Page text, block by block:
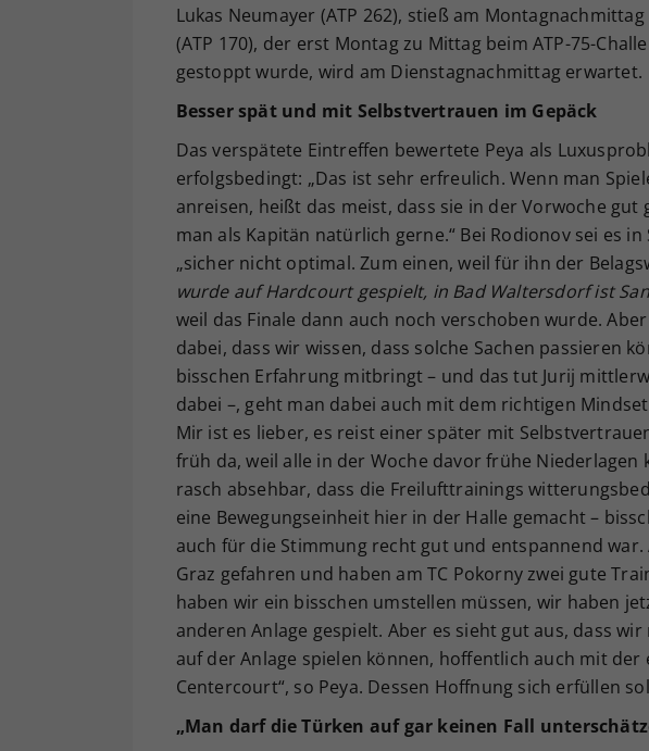
Lukas Neumayer (ATP 262), stieß am
(ATP 170), der erst Montag zu Mittag beim ATP-75-
gestoppt wurde, wird am Dienstagnachmittag erwartet.
Besser spät und mit Selbstvertrauen im Gepäck
Das verspätete Eintreffen bewertete Peya als
erfolgsbedingt: „Das ist sehr erfreulich. Wenn man
anreisen, heißt das meist, dass sie in der Vorwoche
man als Kapitän natürlich gerne.“ Bei Rodionov sei es
„sicher nicht optimal. Zum einen, weil für ihn der
wurde auf Hardcourt gespielt, in Bad Waltersdorf ist
weil das Finale dann auch noch verschoben wurde.
dabei, dass wir wissen, dass solche Sachen passieren
bisschen Erfahrung mitbringt – und das tut Jurij
dabei –, geht man dabei auch mit dem richtigen
Mir ist es lieber, es reist einer später mit
früh da, weil alle in der Woche davor frühe Niederlagen
rasch absehbar, dass die Freilufttrainings
eine Bewegungseinheit hier in der Halle gemacht –
auch für die Stimmung recht gut und entspannend
Graz gefahren und haben am TC Pokorny zwei gute
haben wir ein bisschen umstellen müssen, wir haben
anderen Anlage gespielt. Aber es sieht gut aus, dass
auf der Anlage spielen können, hoffentlich auch mit
Centercourt“, so Peya. Dessen Hoffnung sich erfüllen
„Man darf die Türken auf gar keinen Fall